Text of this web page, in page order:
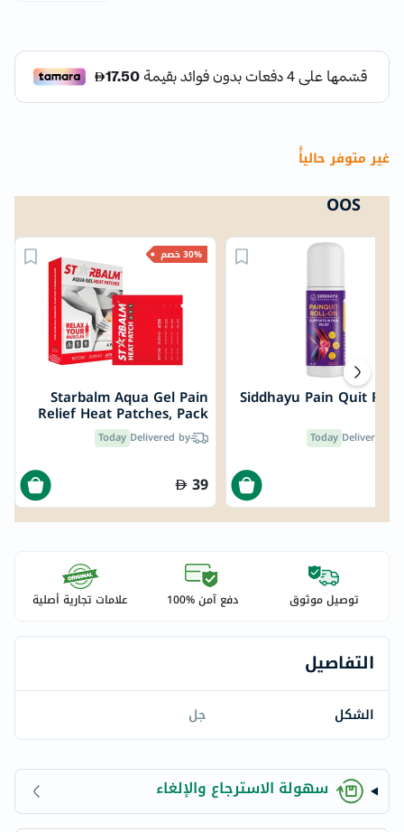
غير متوفر حالياًً
OOS
30% خصم
Starbalm Aqua Gel Pain
Relief Heat Patches, Pack
of 4’s
Delivered by
Today
39
Siddhayu Pain Quit Roll
Delivered by
Today
توصيل موثوق دفع آمن %100 علامات تجارية أصلية
التفاصيل
الشكل جل
سهولة الاسترجاع والإلغاء